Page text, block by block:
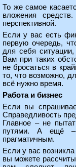
То же самое
вложения
перспективной.
Если у вас есть
первую очередь,
для себя
Вам при таких
не бросаться в
то, что возможно,
всё нужно время.
Работа и бизнес
Если вы
Справедливость
Главное – не
путями. А ещё –
прагматичным.
Если у вас
вы можете